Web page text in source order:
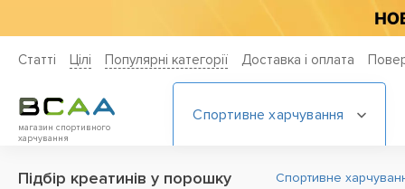
Статті Цiлi Популярні категорії Доставка і оплата
магазин спортивного
харчування
Спортивне харчування
Підбір креатинів у порошку Спортивне